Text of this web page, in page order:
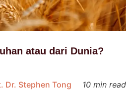
atau dari Dunia?
Dr. Stephen Tong 10 min read